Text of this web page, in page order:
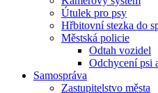
Útulek pro psy
Hřbitovní stezka do
Městská policie
Odtah vozidel
Odchycení psi
Samospráva
Zastupitelstvo města